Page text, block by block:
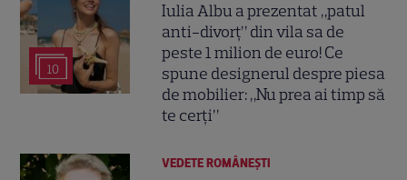
10
Iulia Albu a prezentat „patul
anti-divorț” din vila sa de
peste 1 milion de euro! Ce
spune designerul despre piesa
de mobilier: „Nu prea ai timp să
te cerți”
VEDETE ROMÂNEŞTI